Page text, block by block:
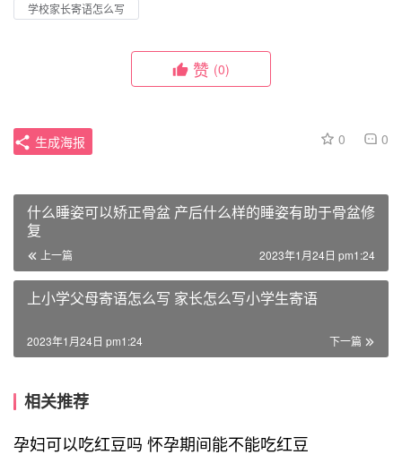
学校家长寄语怎么写
赞 (0)
0 0
生成海报
什么睡姿可以矫正骨盆 产后什么样的睡姿有助于骨盆修
复
上一篇 2023年1月24日 pm1:24
上小学父母寄语怎么写 家长怎么写小学生寄语
下一篇
2023年1月24日 pm1:24
相关推荐
孕妇可以吃红豆吗 怀孕期间能不能吃红豆